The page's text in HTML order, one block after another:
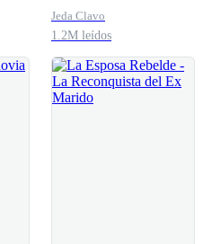
Jeda Clavo
1.2M leídos